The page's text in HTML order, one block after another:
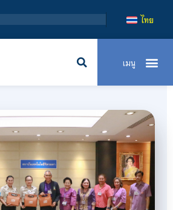
สถาบันเทคโนโลยีจิตรล
ไทย